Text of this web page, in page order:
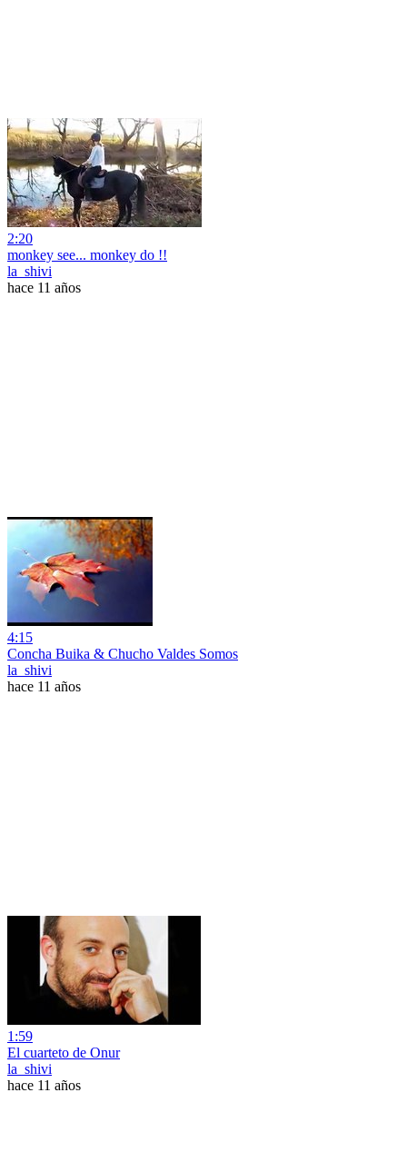
2:20
monkey see... monkey do !!
la_shivi
hace 11 años
4:15
Concha Buika & Chucho Valdes Somos
la_shivi
hace 11 años
1:59
El cuarteto de Onur
la_shivi
hace 11 años